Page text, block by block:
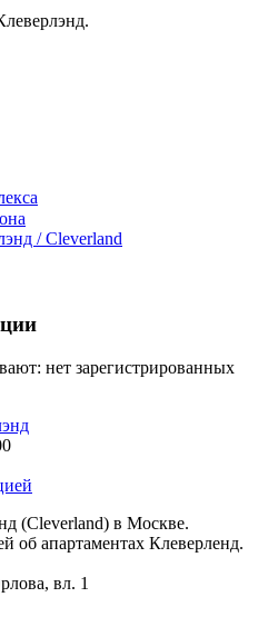
/ Cleverland
нет зарегистрированных
(Cleverland) в Москве.
об апартаментах Клеверленд.
вл. 1